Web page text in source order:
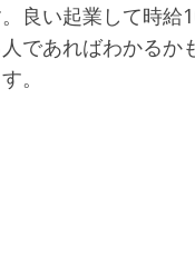
良い起業して時給
であればわかるか
。